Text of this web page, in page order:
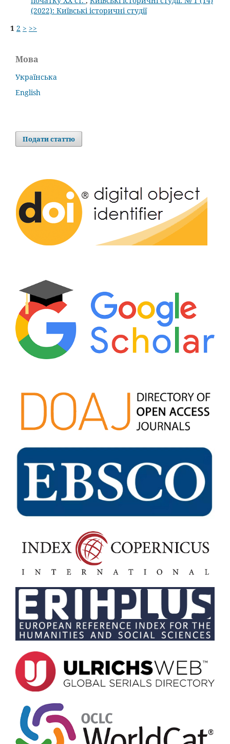
(2022): Київські історичні студії
1 2 > >>
Мова
Українська
English
Подати статтю